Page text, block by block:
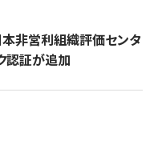
本非営利組織評価センタ
認証が追加